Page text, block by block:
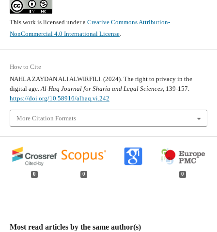
This work is licensed under a Creative Commons Attribution-
NonCommercial 4.0 International License.
How to Cite
NAHLA ZAYDAN ALI ALWIRFILI. (2024). The right to privacy in the
digital age.Al-Haq Journal for Sharia and Legal Sciences, 139-157.
https://doi.org/10.58916/alhaq.vi.242
More Citation Formats
0 0 0
Most read articles by the same author(s)